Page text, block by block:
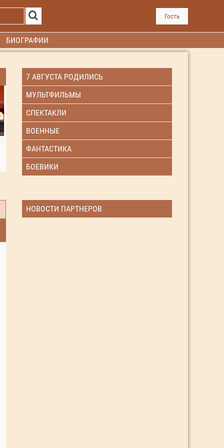
Гость
БИОГРАФИИ
7 АВГУСТА РОДИЛИСЬ
МУЛЬТФИЛЬМЫ
СПЕКТАКЛИ
ВОЕННЫЕ
ФАНТАСТИКА
БОЕВИКИ
НОВОСТИ ПАРТНЕРОВ